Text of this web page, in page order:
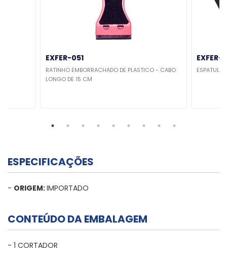
EXFER-051
RATINHO EMBORRACHADO DE PLASTICO - CABO
LONGO DE 15 CM
EXFER-
ESPATULA
ESPECIFICAÇÕES
- ORIGEM:IMPORTADO
CONTEÚDO DA EMBALAGEM
- 1 CORTADOR